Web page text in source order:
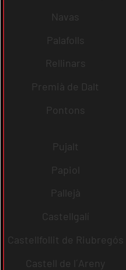
Navas
Palafolls
Rellinars
Premià de Dalt
Pontons
Pujalt
Papiol
Pallejà
Castellgalí
Castellfollit de Riubregós
Castell de l´Areny